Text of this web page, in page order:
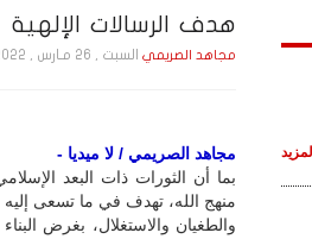
هدف الرسالات الإلهية
مجاهد الصريميالسبت , 26 مـارس , 2022 الساعة 7:10:28 PM
مجاهد الصريمي / لا ميديا -
بما أن الثورات ذات البعد
منهج الله، تهدف في ما تسعى
والطغيان والاستغلال، بغرض